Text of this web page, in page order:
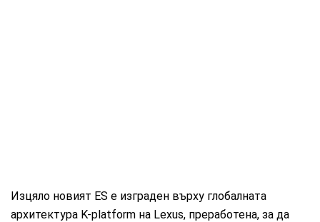
Изцяло новият ES е изграден върху глобалната
архитектура K-platform на Lexus, преработена, за да